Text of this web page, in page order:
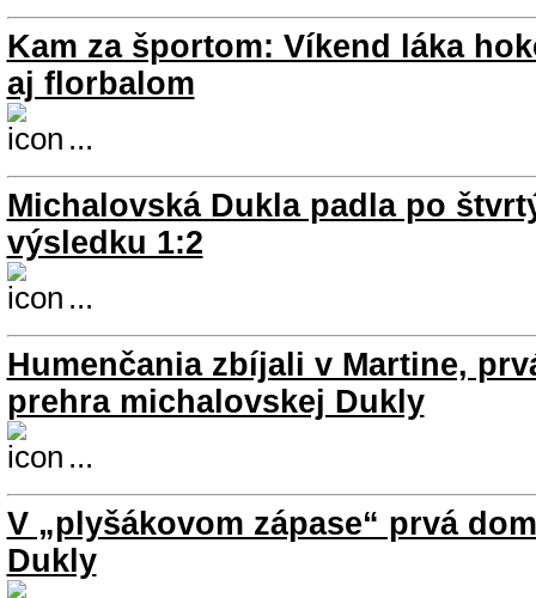
Kam za športom: Víkend láka
aj florbalom
...
Michalovská Dukla padla po
výsledku 1:2
...
Humenčania zbíjali v Martine,
prehra michalovskej Dukly
...
V „plyšákovom zápase“ prvá
Dukly